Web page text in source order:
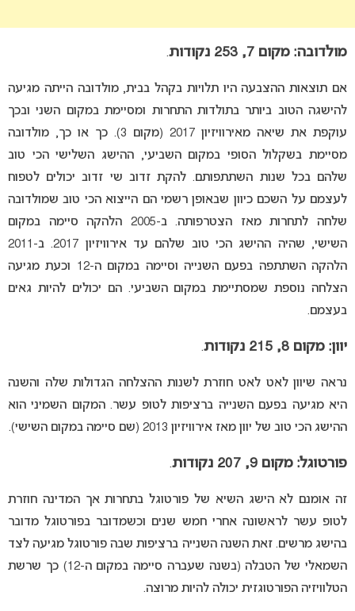
מולדובה: מקום 7, 253 נקודות .
אם תוצאות ההצבעה היו תלויות בקהל בבית, מולדובה הייתה מגיעה
להישגה הטוב ביותר בתולדות התחרות ומסיימת במקום השני ובכך
עוקפת את שיאה מאירוויזיון 2017 (מקום 3). כך או כך, מולדובה
מסיימת בשקלול הסופי במקום השביעי, ההישג השלישי הכי טוב
שלהם בכל שנות השתתפותם. להקת זדוב שי זדוב יכולים לטפוח
לעצמם על השכם כיוון שבאופן רשמי הם הייצוא הכי טוב שמולדובה
שלחה לתחרות מאז הצטרפותה. ב-2005 הלהקה סיימה במקום
השישי, שהיה ההישג הכי טוב שלהם עד אירוויזיון 2017. ב-2011
הלהקה השתתפה בפעם השנייה וסיימה במקום ה-12 וכעת מגיעה
הצלחה נוספת שמסתיימת במקום השביעי. הם יכולים להיות גאים
בעצמם.
יוון: מקום 8, 215 נקודות .
נראה שיוון לאט לאט חוזרת לשנות ההצלחה הגדולות שלה והשנה
היא מגיעה בפעם השנייה ברציפות לטופ עשר. המקום השמיני הוא
ההישג הכי טוב של יוון מאז אירוויזיון 2013 (שם סיימה במקום השישי).
פורטוגל: מקום 9, 207 נקודות .
זה אומנם לא הישג השיא של פורטוגל בתחרות אך המדינה חוזרת
לטופ עשר לראשונה אחרי חמש שנים וכשמדובר בפורטוגל מדובר
בהישג מרשים. זאת השנה השנייה ברציפות שבה פורטוגל מגיעה לצד
השמאלי של הטבלה (בשנה שעברה סיימה במקום ה-12) כך שרשת
הטלוויזיה הפורטוגזית יכולה להיות מרוצה.